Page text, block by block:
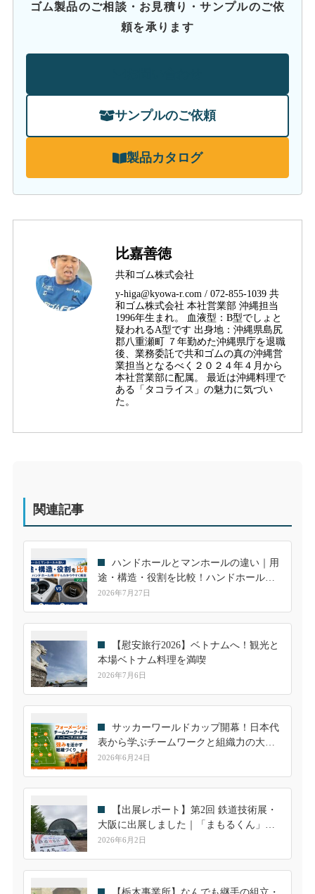
ゴム製品のご相談・お見積り・サンプルのご依
頼を承ります
サンプルのご依頼
製品カタログ
比嘉善徳
共和ゴム株式会社
y-higa@kyowa-r.com / 072-855-1039 共
和ゴム株式会社 本社営業部 沖縄担当
1996年生まれ。 血液型：B型でしょと
疑われるA型です 出身地：沖縄県島尻
郡八重瀬町 ７年勤めた沖縄県庁を退職
後、業務委託で共和ゴムの真の沖縄営
業担当となるべく２０２４年４月から
本社営業部に配属。 最近は沖縄料理で
ある「タコライス」の魅力に気づい
た。
関連記事
ハンドホールとマンホールの違い｜用
途・構造・役割を比較！ハンドホール用
継手も解説
2026年7月27日
【慰安旅行2026】ベトナムへ！観光と
本場ベトナム料理を満喫
2026年7月6日
サッカーワールドカップ開幕！日本代
表から学ぶチームワークと組織力の大切
さ
2026年6月24日
【出展レポート】第2回 鉄道技術展・
大阪に出展しました｜「まもるくん」へ
の高い関心を実感
2026年6月2日